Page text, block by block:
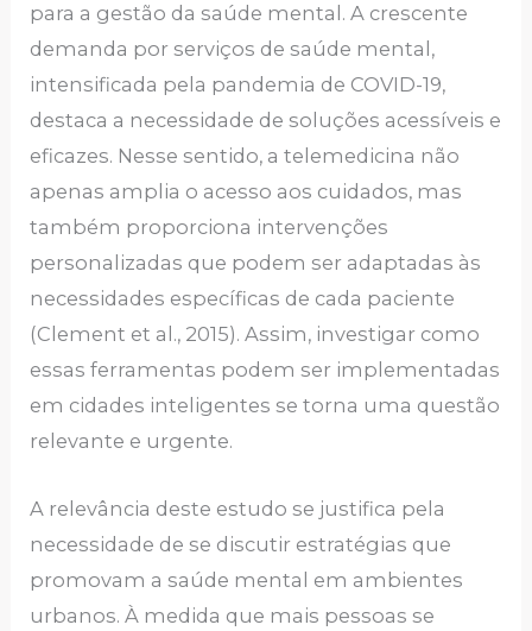
para a gestão da saúde mental. A crescente
demanda por serviços de saúde mental,
intensificada pela pandemia de COVID-19,
destaca a necessidade de soluções acessíveis e
eficazes. Nesse sentido, a telemedicina não
apenas amplia o acesso aos cuidados, mas
também proporciona intervenções
personalizadas que podem ser adaptadas às
necessidades específicas de cada paciente
(Clement et al., 2015). Assim, investigar como
essas ferramentas podem ser implementadas
em cidades inteligentes se torna uma questão
relevante e urgente.
A relevância deste estudo se justifica pela
necessidade de se discutir estratégias que
promovam a saúde mental em ambientes
urbanos. À medida que mais pessoas se